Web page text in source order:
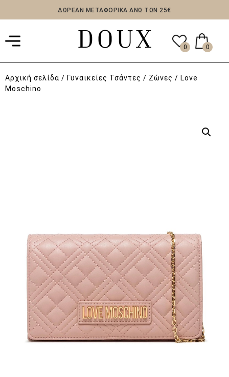
ΔΩΡΕΑΝ ΜΕΤΑΦΟΡΙΚΑ ΑΝΩ ΤΩΝ 25€
0 0
Αρχική σελίδα / Γυναικείες Τσάντες / Ζώνες / Love
Moschino